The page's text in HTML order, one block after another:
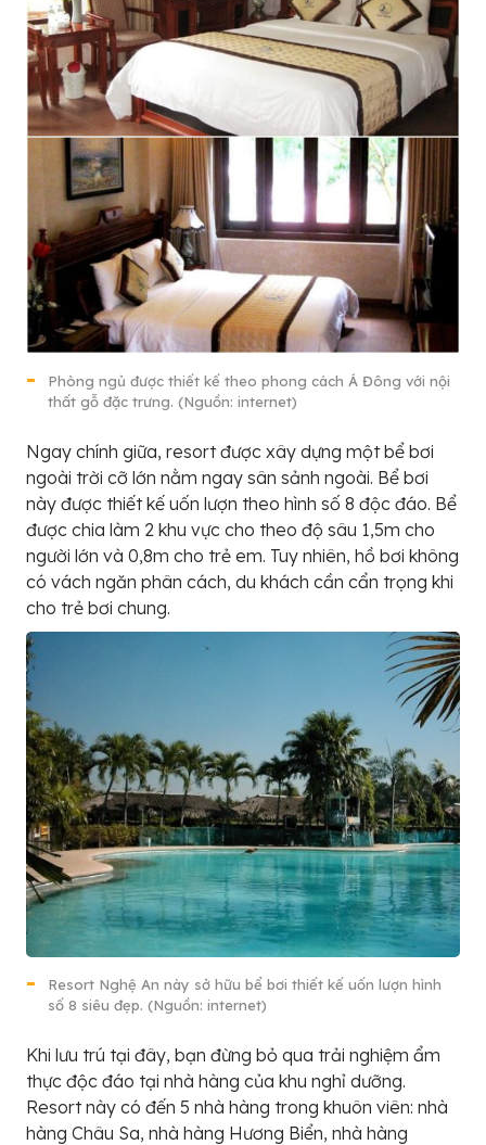
Phòng ngủ được thiết kế theo phong cách Á Đông với nội
thất gỗ đặc trưng. (Nguồn: internet)
Ngay chính giữa, resort được xây dựng một bể bơi
ngoài trời cỡ lớn nằm ngay sân sảnh ngoài. Bể bơi
này được thiết kế uốn lượn theo hình số 8 độc đáo. Bể
được chia làm 2 khu vực cho theo độ sâu 1,5m cho
người lớn và 0,8m cho trẻ em. Tuy nhiên, hồ bơi không
có vách ngăn phân cách, du khách cần cẩn trọng khi
cho trẻ bơi chung.
Resort Nghệ An này sở hữu bể bơi thiết kế uốn lượn hình
số 8 siêu đẹp. (Nguồn: internet)
Khi lưu trú tại đây, bạn đừng bỏ qua trải nghiệm ẩm
thực độc đáo tại nhà hàng của khu nghỉ dưỡng.
Resort này có đến 5 nhà hàng trong khuôn viên: nhà
hàng Châu Sa, nhà hàng Hương Biển, nhà hàng